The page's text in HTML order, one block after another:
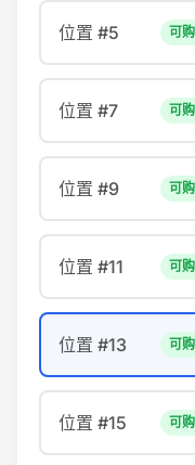
位置 #5 可
位置 #7 可
位置 #9 可
位置 #11 可
位置 #13 可
位置 #15 可